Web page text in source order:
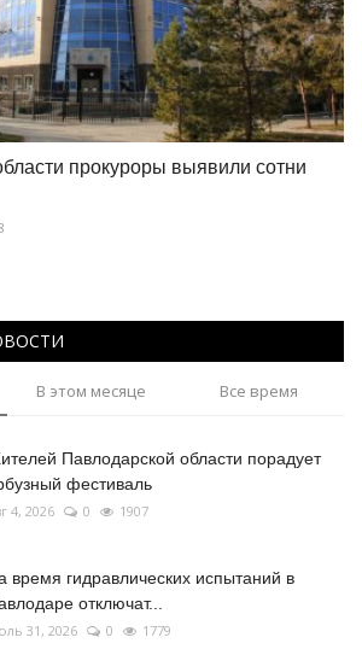
прокуроры выявили сотни
В этом месяце Все время
Павлодарской области порадует
фестиваль
4, 2026 0 1907
время гидравлических испытаний в
отключат...
31, 2026 0 1779